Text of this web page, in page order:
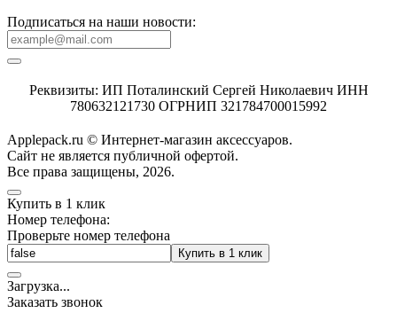
Подписаться на наши новости:
Реквизиты: ИП Поталинский Сергей Николаевич ИНН
780632121730 ОГРНИП 321784700015992
Applepack.ru © Интернет-магазин аксессуаров.
Cайт не является публичной офертой.
Все права защищены, 2026.
Купить в 1 клик
Номер телефона:
Проверьте номер телефона
Купить в 1 клик
Загрузка...
Заказать звонок